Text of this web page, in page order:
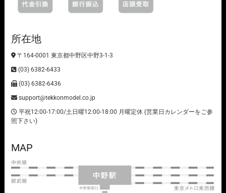
所在地
〒164-0001 東京都中野区中野3-1-3
(03) 6382-6433
(03) 6382-6436
support@tekkonmodel.co.jp
平祝12:00-17:00/土日曜12:00-18:00 月曜定休 (営業日カレンダーをご参
照下さい)
MAP